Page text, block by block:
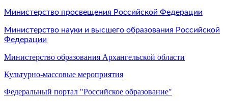
Министерство просвещения Российской Федерации
Министерство науки и высшего образования Российской
Федерации
Министерство образования Архангельской области
Культурно-массовые мероприятия
Федеральный портал "Российское образование"